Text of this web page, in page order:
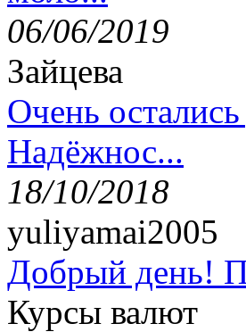
06/06/2019
Зайцева
Очень
Надёжнос...
18/10/2018
yuliyamai2005
Добрый день!
Курсы валют